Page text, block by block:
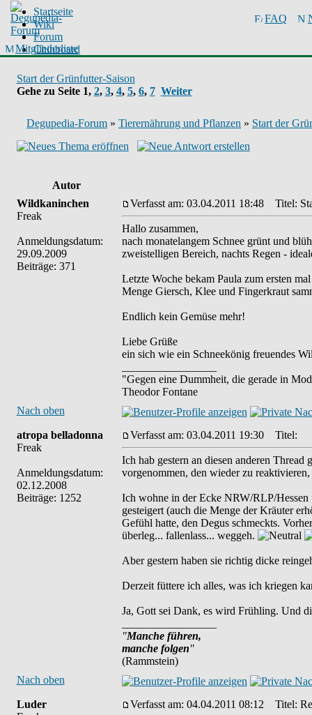
FAQ
Mitgliederliste
Startseite
Wiki
Forum
Chinboard
Start der Grünfutter-Saison
Gehe zu Seite 1, 2, 3, 4, 5, 6, 7 Weiter
Degupedia-Forum » Tierernährung und Pflanzen » Start der
Autor
Wildkaninchen
Freak
Anmeldungsdatum:
29.09.2009
Beiträge: 371
Verfasst am: 03.04.2011 18:48 Titel:
Hallo zusammen,
nach monatelangem Schnee grünt und
zweistelligen Bereich, nachts Regen -
Letzte Woche bekam Paula zum ersten
Menge Giersch, Klee und Fingerkraut
Endlich kein Gemüse mehr!
Liebe Grüße
ein sich wie ein Schneekönig freuendes
"Gegen eine Dummheit, die gerade in
Theodor Fontane
Nach oben
atropa belladonna
Freak
Anmeldungsdatum:
02.12.2008
Beiträge: 1252
Verfasst am: 03.04.2011 19:30 Titel:
Ich hab gestern an diesen anderen
vorgenommen, den wieder zu
Ich wohne in der Ecke NRW/RLP/Hessen
gesteigert (auch die Menge der Kräuter
Gefühl hatte, den Degus schmeckts.
überleg... fallenlass... weggeh.
Aber gestern haben sie richtig dicke
Derzeit füttere ich alles, was ich kriegen
Ja, Gott sei Dank, es wird Frühling. Und
"Manche führen,
manche folgen"
(Rammstein)
Nach oben
Luder
Verfasst am: 04.04.2011 08:12 Titel: